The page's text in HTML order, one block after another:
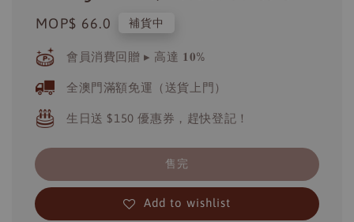
Regular
price
MOP$ 66.0 補貨中
會員消費回贈 ▸ 高達 𝟏𝟎%
全澳門滿額免運（送貨上門）
生日送 $150 優惠券，趕快登記！
售完
Add to wishlist